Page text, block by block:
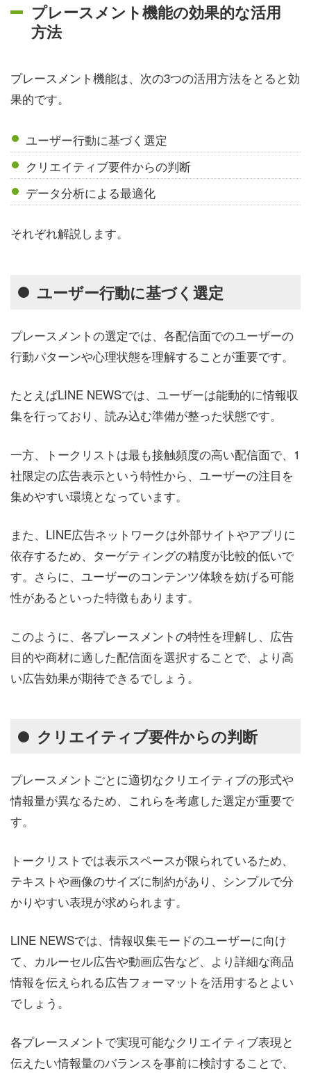
プレースメント機能の効果的な活用
方法
プレースメント機能は、次の3つの活用方法をとると効
果的です。
ユーザー行動に基づく選定
クリエイティブ要件からの判断
データ分析による最適化
それぞれ解説します。
ユーザー行動に基づく選定
プレースメントの選定では、各配信面でのユーザーの
行動パターンや心理状態を理解することが重要です。
たとえばLINE NEWSでは、ユーザーは能動的に情報収
集を行っており、読み込む準備が整った状態です。
一方、トークリストは最も接触頻度の高い配信面で、1
社限定の広告表示という特性から、ユーザーの注目を
集めやすい環境となっています。
また、LINE広告ネットワークは外部サイトやアプリに
依存するため、ターゲティングの精度が比較的低いで
す。さらに、ユーザーのコンテンツ体験を妨げる可能
性があるといった特徴もあります。
このように、各プレースメントの特性を理解し、広告
目的や商材に適した配信面を選択することで、より高
い広告効果が期待できるでしょう。
クリエイティブ要件からの判断
プレースメントごとに適切なクリエイティブの形式や
情報量が異なるため、これらを考慮した選定が重要で
す。
トークリストでは表示スペースが限られているため、
テキストや画像のサイズに制約があり、シンプルで分
かりやすい表現が求められます。
LINE NEWSでは、情報収集モードのユーザーに向け
て、カルーセル広告や動画広告など、より詳細な商品
情報を伝えられる広告フォーマットを活用するとよい
でしょう。
各プレースメントで実現可能なクリエイティブ表現と
伝えたい情報量のバランスを事前に検討することで、